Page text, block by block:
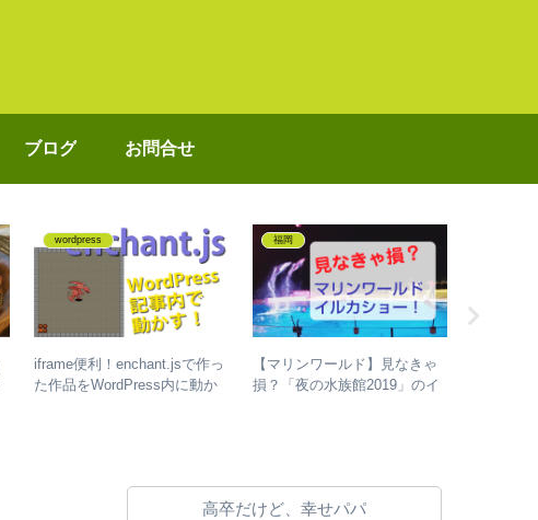
ブログ お問合せ
wordpress
iframe便利！enchant.jsで作っ
た作品をWordPress内に動か
福岡
【マリンワールド】見なきゃ
損？「夜の水族館2019」のイ
高卒だけど、幸せパパ